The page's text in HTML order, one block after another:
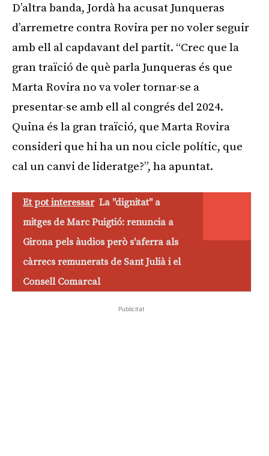
D’altra banda, Jordà ha acusat Junqueras
d’arremetre contra Rovira per no voler seguir
amb ell al capdavant del partit. “Crec que la
gran traïció de què parla Junqueras és que
Marta Rovira no va voler tornar-se a
presentar-se amb ell al congrés del 2024.
Quina és la gran traïció, que Marta Rovira
consideri que hi ha un nou cicle polític, que
cal un canvi de lideratge?”, ha apuntat.
Et pot interessar La "dignitat" a
mitges de Marc Puigtió: renuncia a
Girona pels àudios però s'aferra als
càrrecs remunerats de Sant Julià i el
Consell Comarcal
Publicitat